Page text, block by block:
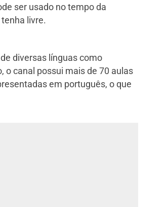
ser usado no tempo da
livre.
diversas línguas como
o canal possui mais de 70 aulas
em português, o que